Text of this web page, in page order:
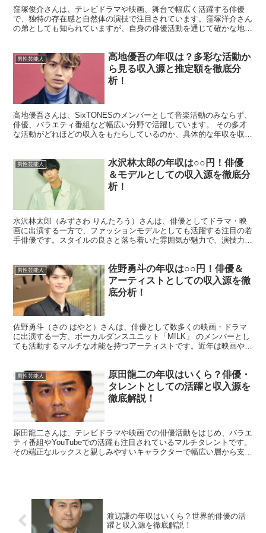
窪塚俊介さんは、テレビドラマや映画、舞台で幅広く活躍する俳優
で、独特の存在感と自然体の演技で注目されています。窪塚洋介さん
の弟としても知られていますが、自身の俳優活動を通じて確かな地位
男性芸能人
高地優吾の年収は？多彩な活動か
ら見る収入源と推定額を徹底分
析！
高地優吾さんは、SixTONESのメンバーとして音楽活動のみならず、
俳優、バラエティ番組など幅広い分野で活躍しています。 その多才
な活動がどれほどの収入をもたらしているのか、具体的な年収を収入
男性芸能人
水沢林太郎の年収は○○円！俳優
＆モデルとしての収入源を徹底分
析！
水沢林太郎（みずさわ りんたろう）さんは、俳優としてドラマ・映
画に出演する一方で、ファッションモデルとしても活躍する注目の若
手俳優です。スタイルの良さと落ち着いた雰囲気が魅力で、演技力に
男性芸能人
佐野勇斗の年収は○○円！俳優＆
アーティストとしての収入源を徹
底分析！
佐野勇斗（さの はやと）さんは、俳優として数多くの映画・ドラマ
に出演する一方、ボーカルダンスユニット「M!LK」 のメンバーとし
ても活動するマルチな才能を持つアーティストです。近年は映画やド
男性芸能人
原田龍二の年収はいくら？俳優・
タレントとしての活躍と収入源を
徹底解説！
原田龍二さんは、テレビドラマや映画での俳優活動をはじめ、バラエ
ティ番組やYouTubeでの活躍も注目されているマルチタレントです。
その端正なルックスと親しみやすいキャラクターで幅広い層から支持
渡辺謙の年収はいくら？世界的俳優の活
躍と収入源を徹底解説！